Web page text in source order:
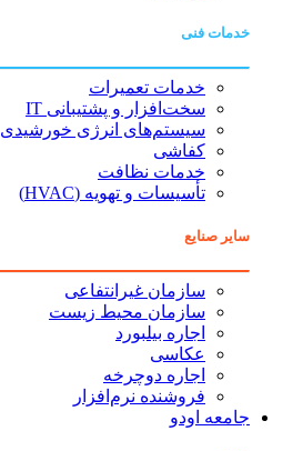
خدمات فنی
خدمات تعمیرات
سخت‌افزار و پشتیبانی IT
سیستم‌های انرژی خورشیدی
کفاشی
خدمات نظافت
تأسیسات و تهویه (HVAC)
سایر صنایع
سازمان غیرانتفاعی
سازمان محیط زیست
اجاره بیلبورد
عکاسی
اجاره دوچرخه
فروشنده نرم‌افزار
جامعه اودو